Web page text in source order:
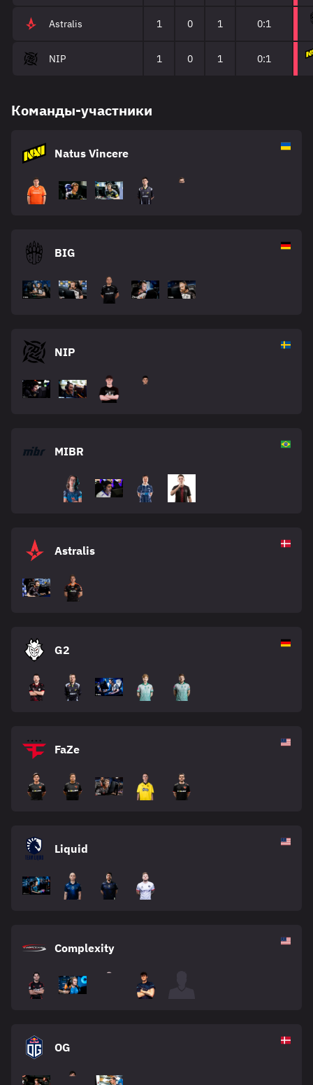
Astralis 1 0 1 0:1
NIP 1 0 1 0:1
Команды-участники
Natus Vincere
BIG
NIP
MIBR
Astralis
G2
FaZe
Liquid
Complexity
OG